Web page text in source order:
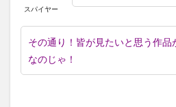
スパイヤー
その通り！皆が見たいと思う作品
なのじゃ！